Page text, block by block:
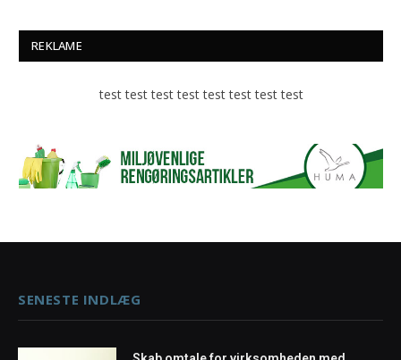
REKLAME
test test test test test test test test
SENESTE INDLÆG